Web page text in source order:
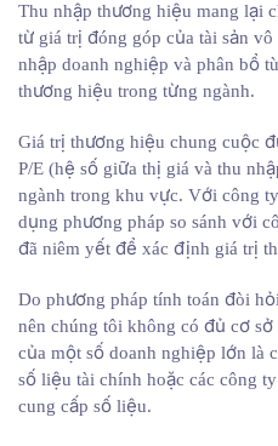
Thu nhập thương hiệu mang lại
từ giá trị đóng góp của tài sản
nhập doanh nghiệp và phân bổ
thương hiệu trong từng ngành.
Giá trị thương hiệu chung cuộc
P/E (hệ số giữa thị giá và thu
ngành trong khu vực. Với công
dụng phương pháp so sánh với
đã niêm yết để xác định giá trị
Do phương pháp tính toán đòi
nên chúng tôi không có đủ cơ
của một số doanh nghiệp lớn là
số liệu tài chính hoặc các công
cung cấp số liệu.